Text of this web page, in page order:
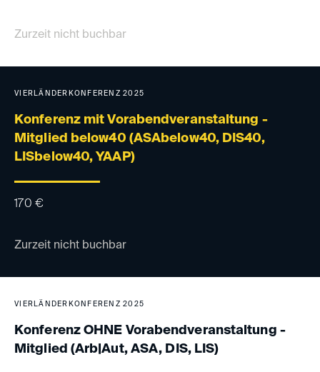
Zurzeit nicht buchbar
VIERLÄNDERKONFERENZ 2025
Konferenz mit Vorabendveranstaltung -
Mitglied below40 (ASAbelow40, DIS40,
LISbelow40, YAAP)
170 €
Zurzeit nicht buchbar
VIERLÄNDERKONFERENZ 2025
Konferenz OHNE Vorabendveranstaltung -
Mitglied (Arb|Aut, ASA, DIS, LIS)